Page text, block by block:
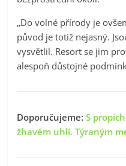
„Do volné přírody je
původ je totiž nejasný.
vysvětlil. Resort se jim
alespoň důstojné
Doporučujeme:S
žhavém uhlí. Týraným